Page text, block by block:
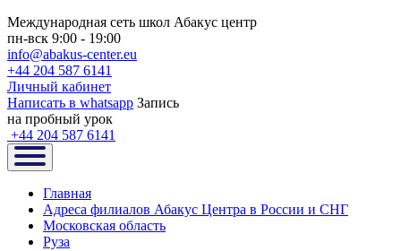
Международная сеть школ Абакус центр
пн-вск 9:00 - 19:00
info@abakus-center.eu
+44 204 587 6141
Личный кабинет
Написать в whatsapp Запись
на пробный урок
+44 204 587 6141
Главная
Адреса филиалов Абакус Центра в России и СНГ
Московская область
Руза